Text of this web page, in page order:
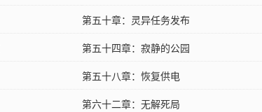
第五十章：灵异任务发布
第五十四章：寂静的公园
第五十八章：恢复供电
第六十二章：无解死局